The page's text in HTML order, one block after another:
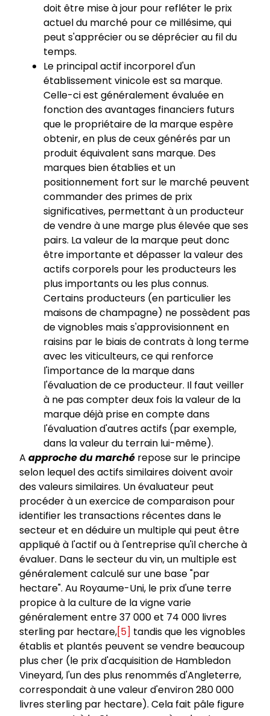
doit être mise à jour pour refléter le prix
actuel du marché pour ce millésime, qui
peut s'apprécier ou se déprécier au fil du
temps.
Le principal actif incorporel d'un
établissement vinicole est sa marque.
Celle-ci est généralement évaluée en
fonction des avantages financiers futurs
que le propriétaire de la marque espère
obtenir, en plus de ceux générés par un
produit équivalent sans marque. Des
marques bien établies et un
positionnement fort sur le marché peuvent
commander des primes de prix
significatives, permettant à un producteur
de vendre à une marge plus élevée que ses
pairs. La valeur de la marque peut donc
être importante et dépasser la valeur des
actifs corporels pour les producteurs les
plus importants ou les plus connus.
Certains producteurs (en particulier les
maisons de champagne) ne possèdent pas
de vignobles mais s'approvisionnent en
raisins par le biais de contrats à long terme
avec les viticulteurs, ce qui renforce
l'importance de la marque dans
l'évaluation de ce producteur. Il faut veiller
à ne pas compter deux fois la valeur de la
marque déjà prise en compte dans
l'évaluation d'autres actifs (par exemple,
dans la valeur du terrain lui-même).
Aapproche du marché repose sur le principe
selon lequel des actifs similaires doivent avoir
des valeurs similaires. Un évaluateur peut
procéder à un exercice de comparaison pour
identifier les transactions récentes dans le
secteur et en déduire un multiple qui peut être
appliqué à l'actif ou à l'entreprise qu'il cherche à
évaluer. Dans le secteur du vin, un multiple est
généralement calculé sur une base "par
hectare". Au Royaume-Uni, le prix d'une terre
propice à la culture de la vigne varie
généralement entre 37 000 et 74 000 livres
sterling par hectare,[5] tandis que les vignobles
établis et plantés peuvent se vendre beaucoup
plus cher (le prix d'acquisition de Hambledon
Vineyard, l'un des plus renommés d'Angleterre,
correspondait à une valeur d'environ 280 000
livres sterling par hectare). Cela fait pâle figure